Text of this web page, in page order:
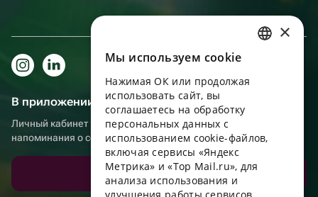
В приложении еще удобнее!
Личный кабинет получателя, больше бонусов за покупки и
напоминания о событиях
Скачать приложение
ENGLISH
UKRAINIAN
PORTUGUESE
×
Мы используем сookie
Нажимая ОК или продолжая
использовать сайт, вы
соглашаетесь на обработку
персональных данных с
использованием cookie-файлов,
включая сервисы «Яндекс
Метрика» и «Top Mail.ru», для
анализа использования и